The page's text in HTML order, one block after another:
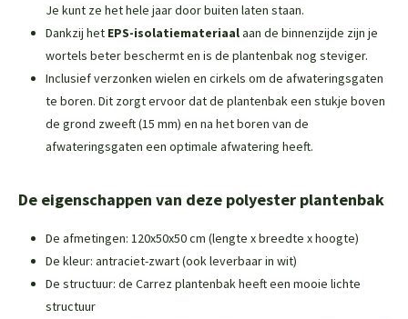
Je kunt ze het hele jaar door buiten laten staan.
Dankzij het EPS-isolatiemateriaalaan de binnenzijde zijn je
wortels beter beschermt en is de plantenbak nog steviger.
Inclusief verzonken wielen en cirkels om de afwateringsgaten
te boren. Dit zorgt ervoor dat de plantenbak een stukje boven
de grond zweeft (15 mm) en na het boren van de
afwateringsgaten een optimale afwatering heeft.
De eigenschappen van deze polyester plantenbak
De afmetingen: 120x50x50 cm (lengte x breedte x hoogte)
De kleur: antraciet-zwart (ook leverbaar in wit)
De structuur: de Carrez plantenbak heeft een mooie lichte
structuur